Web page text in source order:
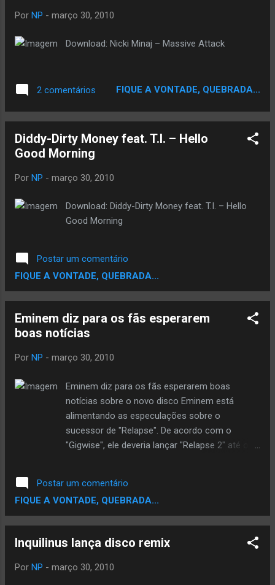
Por NP - março 30, 2010
Download: Nicki Minaj – Massive Attack
2 comentários FIQUE A VONTADE, QUEBRADA...
Diddy-Dirty Money feat. T.I. – Hello
Good Morning
Por NP - março 30, 2010
Download: Diddy-Dirty Money feat. T.I. – Hello
Good Morning
Postar um comentário
FIQUE A VONTADE, QUEBRADA...
Eminem diz para os fãs esperarem
boas notícias
Por NP - março 30, 2010
Eminem diz para os fãs esperarem boas
notícias sobre o novo disco Eminem está
alimentando as especulações sobre o
sucessor de "Relapse". De acordo com o
"Gigwise", ele deveria lançar "Relapse 2" até o
seguinte mensagem no Twitter: "não se
preocupem. Boas notícias estão chegando".
Quando estreou "Relapse", marcando o
havia anunciado detalhes sobre o trabalho que
viria a seguir, dizendo que as composições
Postar um comentário
FIQUE A VONTADE, QUEBRADA...
Inquilinus lança disco remix
Por NP - março 30, 2010